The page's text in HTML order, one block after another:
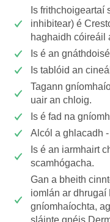
Is frithchoigeartaí
inhibitear) é
haghaidh cóireáil
Is é an
Is tablóid an
Tagann
uair an chloig.
Is é fad na
Alcól a ghlacadh
Is é an iarmhairt
scamhógacha.
Gan a bheith
iomlán ar dhrugaí
gníomhaíochta,
sláinte gnéis